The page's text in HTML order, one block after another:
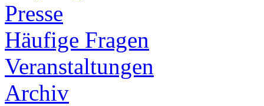
Presse
Häufige Fragen
Veranstaltungen
Archiv